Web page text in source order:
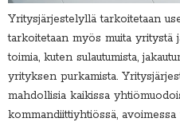
Yritysjärjestelyllä tarkoitetaan
tarkoitetaan myös muita yritystä
toimia, kuten sulautumista,
yrityksen purkamista.
mahdollisia kaikissa
kommandiittiyhtiössä,